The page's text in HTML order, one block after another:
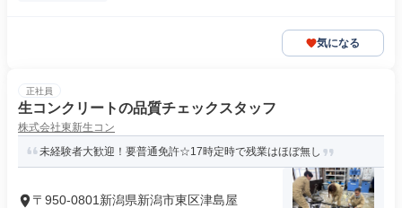
気になる
正社員
生コンクリートの品質チェックスタッフ
株式会社東新生コン
未経験者大歓迎！要普通免許☆17時定時で残業はほぼ無し
〒950-0801新潟県新潟市東区津島屋